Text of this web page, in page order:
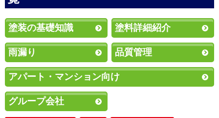
塗装の基礎知識 塗料詳細紹介
雨漏り 品質管理
アパート・マンション向け
グループ会社